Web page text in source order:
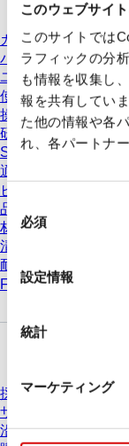
このウェブサイ
このサイトでは
ラフィックの分
も情報を収集し
報を共有してい
た他の情報や各
れ、各パートナ
同
意
の
選
択
必須
設定情報
統計
マーケティング
カタログ
パンフレット
ユーザー情報
使用方法
操作手順
研究
Safety Data
適合宣言
ビデオ
品質管理
材質特性
清浄度レベル
耐薬品性
Freezing
会社とキャリア
採用情報
ザルスタットについ
沿革